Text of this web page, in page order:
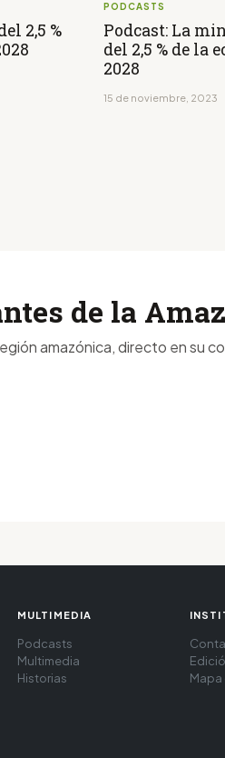
2,5 %
PODCASTS
Podcast: La
del 2,5 % de la
2028
15 de noviembre, 2023
de la
amazónica, directo en su
MULTIMEDIA
Podcasts
Multimedia
Historias
Mapa